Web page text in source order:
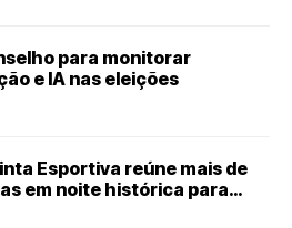
para monitorar
e IA nas eleições
Esportiva reúne mais de
em noite histórica para